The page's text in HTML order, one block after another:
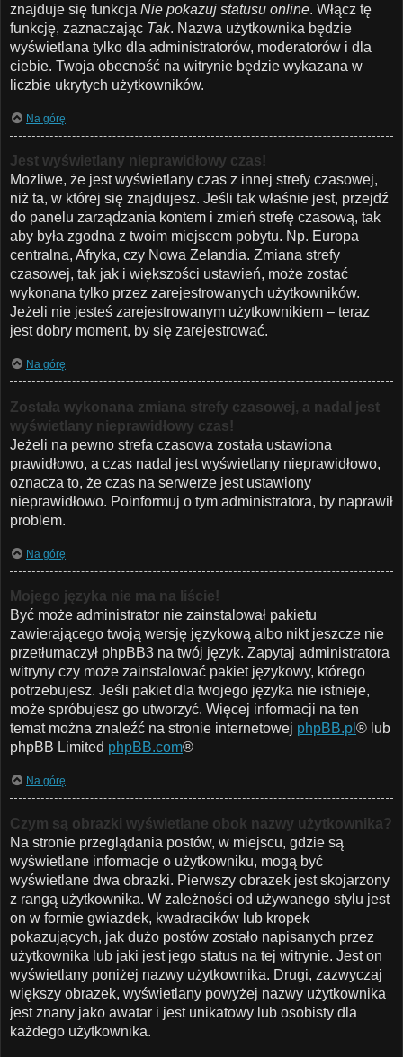
znajduje się funkcja Nie pokazuj statusu online. Włącz tę
funkcję, zaznaczając Tak. Nazwa użytkownika będzie
wyświetlana tylko dla administratorów, moderatorów i dla
ciebie. Twoja obecność na witrynie będzie wykazana w
liczbie ukrytych użytkowników.
Na górę
Jest wyświetlany nieprawidłowy czas!
Możliwe, że jest wyświetlany czas z innej strefy czasowej,
niż ta, w której się znajdujesz. Jeśli tak właśnie jest, przejdź
do panelu zarządzania kontem i zmień strefę czasową, tak
aby była zgodna z twoim miejscem pobytu. Np. Europa
centralna, Afryka, czy Nowa Zelandia. Zmiana strefy
czasowej, tak jak i większości ustawień, może zostać
wykonana tylko przez zarejestrowanych użytkowników.
Jeżeli nie jesteś zarejestrowanym użytkownikiem – teraz
jest dobry moment, by się zarejestrować.
Na górę
Została wykonana zmiana strefy czasowej, a nadal jest
wyświetlany nieprawidłowy czas!
Jeżeli na pewno strefa czasowa została ustawiona
prawidłowo, a czas nadal jest wyświetlany nieprawidłowo,
oznacza to, że czas na serwerze jest ustawiony
nieprawidłowo. Poinformuj o tym administratora, by naprawił
problem.
Na górę
Mojego języka nie ma na liście!
Być może administrator nie zainstalował pakietu
zawierającego twoją wersję językową albo nikt jeszcze nie
przetłumaczył phpBB3 na twój język. Zapytaj administratora
witryny czy może zainstalować pakiet językowy, którego
potrzebujesz. Jeśli pakiet dla twojego języka nie istnieje,
może spróbujesz go utworzyć. Więcej informacji na ten
temat można znaleźć na stronie internetowej phpBB.pl ® lub
phpBB Limited phpBB.com®
Na górę
Czym są obrazki wyświetlane obok nazwy użytkownika?
Na stronie przeglądania postów, w miejscu, gdzie są
wyświetlane informacje o użytkowniku, mogą być
wyświetlane dwa obrazki. Pierwszy obrazek jest skojarzony
z rangą użytkownika. W zależności od używanego stylu jest
on w formie gwiazdek, kwadracików lub kropek
pokazujących, jak dużo postów zostało napisanych przez
użytkownika lub jaki jest jego status na tej witrynie. Jest on
wyświetlany poniżej nazwy użytkownika. Drugi, zazwyczaj
większy obrazek, wyświetlany powyżej nazwy użytkownika
jest znany jako awatar i jest unikatowy lub osobisty dla
każdego użytkownika.